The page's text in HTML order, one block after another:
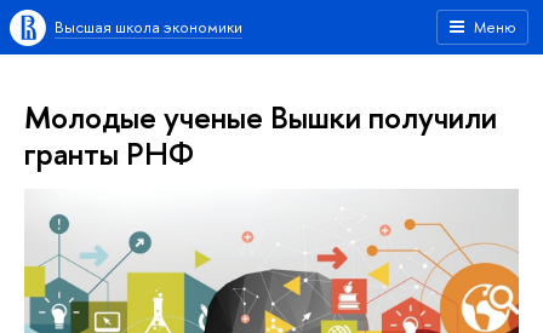
Меню
Высшая школа экономики
Молодые ученые Вышки получили
гранты РНФ